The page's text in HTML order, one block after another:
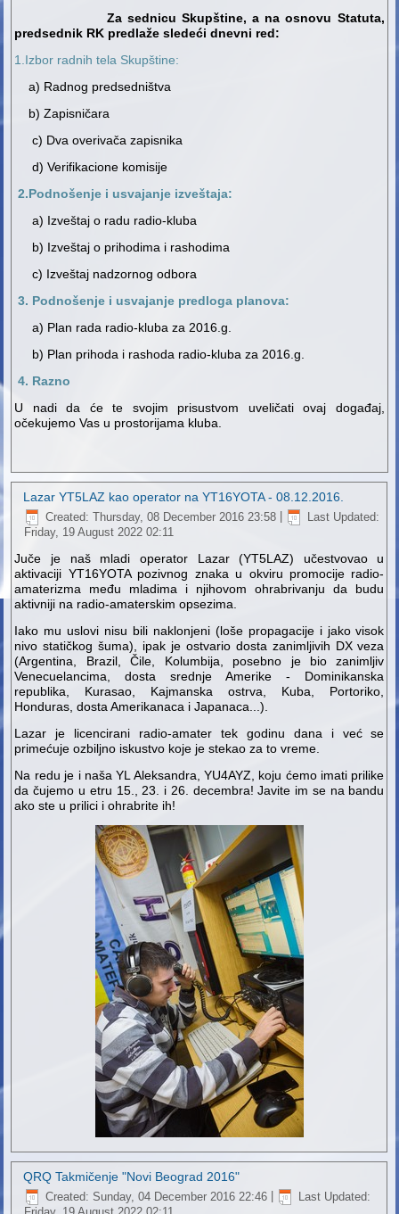
Za sednicu Skupštine, a na osnovu Statuta,
predsednik RK predlaže sledeći dnevni red:
1.Izbor radnih tela Skupštine:
а) Radnog predsedništva
b) Zapisničara
c) Dva overivača zapisnika
d) Verifikacione komisije
2.Podnošenje i usvajanje izveštaja:
а) Izveštaj o radu radio-kluba
b) Izveštaj o prihodima i rashodima
c) Izveštaj nadzornog odbora
3. Podnošenje i usvajanje predloga planova:
а) Plan rada radio-kluba za 2016.g.
b) Plan prihoda i rashoda radio-kluba za 2016.g.
4. Razno
U nadi da će te svojim prisustvom uveličati ovaj događaj,
očekujemo Vas u prostorijama kluba.
Lazar YT5LAZ kao operator na YT16YOTA - 08.12.2016.
Created: Thursday, 08 December 2016 23:58
Last Updated:
Friday, 19 August 2022 02:11
Juče je naš mladi operator Lazar (YT5LAZ) učestvovao u
aktivaciji YT16YOTA pozivnog znaka u okviru promocije radio-
amaterizma među mladima i njihovom ohrabrivanju da budu
aktivniji na radio-amaterskim opsezima.
Iako mu uslovi nisu bili naklonjeni (loše propagacije i jako visok
nivo statičkog šuma), ipak je ostvario dosta zanimljivih DX veza
(Argentina, Brazil, Čile, Kolumbija, posebno je bio zanimljiv
Venecuelancima, dosta srednje Amerike - Dominikanska
republika, Kurasao, Kajmanska ostrva, Kuba, Portoriko,
Honduras, dosta Amerikanaca i Japanaca...).
Lazar je licencirani radio-amater tek godinu dana i već se
primećuje ozbiljno iskustvo koje je stekao za to vreme.
Na redu je i naša YL Aleksandra, YU4AYZ, koju ćemo imati prilike
da čujemo u etru 15., 23. i 26. decembra! Javite im se na bandu
ako ste u prilici i ohrabrite ih!
QRQ Takmičenje "Novi Beograd 2016"
Created: Sunday, 04 December 2016 22:46
Last Updated: